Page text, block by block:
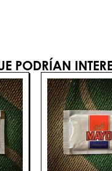
PODRÍAN